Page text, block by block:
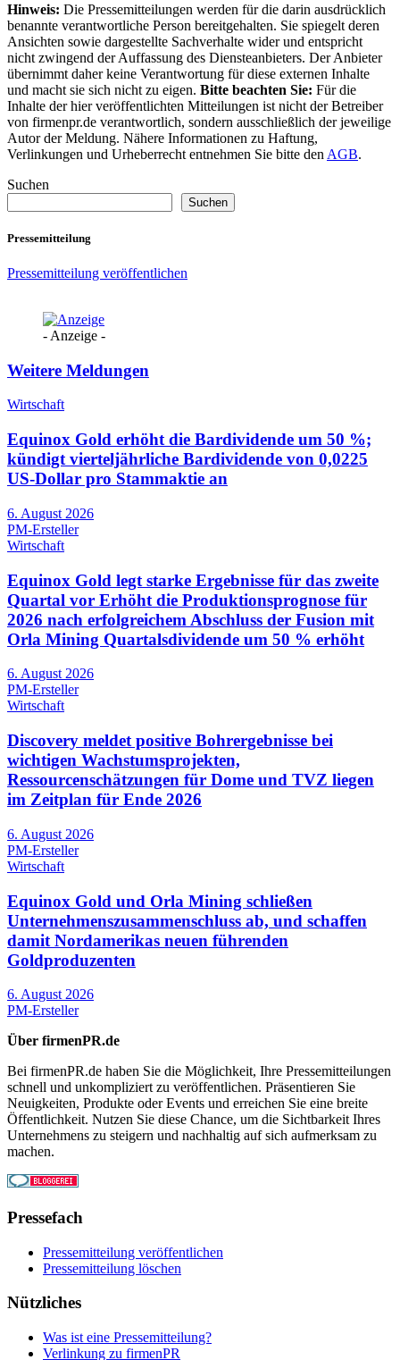
Hinweis: Die Pressemitteilungen werden für die darin ausdrücklich
benannte verantwortliche Person bereitgehalten. Sie spiegelt deren
Ansichten sowie dargestellte Sachverhalte wider und entspricht
nicht zwingend der Auffassung des Diensteanbieters. Der Anbieter
übernimmt daher keine Verantwortung für diese externen Inhalte
und macht sie sich nicht zu eigen. Bitte beachten Sie: Für die
Inhalte der hier veröffentlichten Mitteilungen ist nicht der Betreiber
von firmenpr.de verantwortlich, sondern ausschließlich der jeweilige
Autor der Meldung. Nähere Informationen zu Haftung,
Verlinkungen und Urheberrecht entnehmen Sie bitte den AGB.
Suchen
Suchen
Pressemitteilung
Pressemitteilung veröffentlichen
- Anzeige -
Weitere Meldungen
Wirtschaft
Equinox Gold erhöht die Bardividende um 50 %;
kündigt vierteljährliche Bardividende von 0,0225
US-Dollar pro Stammaktie an
6. August 2026
PM-Ersteller
Wirtschaft
Equinox Gold legt starke Ergebnisse für das zweite
Quartal vor Erhöht die Produktionsprognose für
2026 nach erfolgreichem Abschluss der Fusion mit
Orla Mining Quartalsdividende um 50 % erhöht
6. August 2026
PM-Ersteller
Wirtschaft
Discovery meldet positive Bohrergebnisse bei
wichtigen Wachstumsprojekten,
Ressourcenschätzungen für Dome und TVZ liegen
im Zeitplan für Ende 2026
6. August 2026
PM-Ersteller
Wirtschaft
Equinox Gold und Orla Mining schließen
Unternehmenszusammenschluss ab, und schaffen
damit Nordamerikas neuen führenden
Goldproduzenten
6. August 2026
PM-Ersteller
Über firmenPR.de
Bei firmenPR.de haben Sie die Möglichkeit, Ihre Pressemitteilungen
schnell und unkompliziert zu veröffentlichen. Präsentieren Sie
Neuigkeiten, Produkte oder Events und erreichen Sie eine breite
Öffentlichkeit. Nutzen Sie diese Chance, um die Sichtbarkeit Ihres
Unternehmens zu steigern und nachhaltig auf sich aufmerksam zu
machen.
Pressefach
Pressemitteilung veröffentlichen
Pressemitteilung löschen
Nützliches
Was ist eine Pressemitteilung?
Verlinkung zu firmenPR